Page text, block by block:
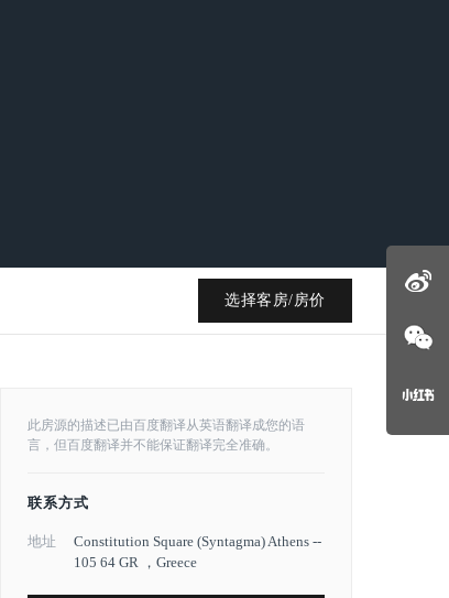
选择客房/房价
此房源的描述已由百度翻译从英语翻译成您的语
言，但百度翻译并不能保证翻译完全准确。
联系方式
地址
Constitution Square (Syntagma) Athens --
105 64 GR ，Greece